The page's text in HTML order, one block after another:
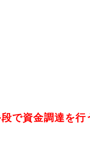
で資金調達を